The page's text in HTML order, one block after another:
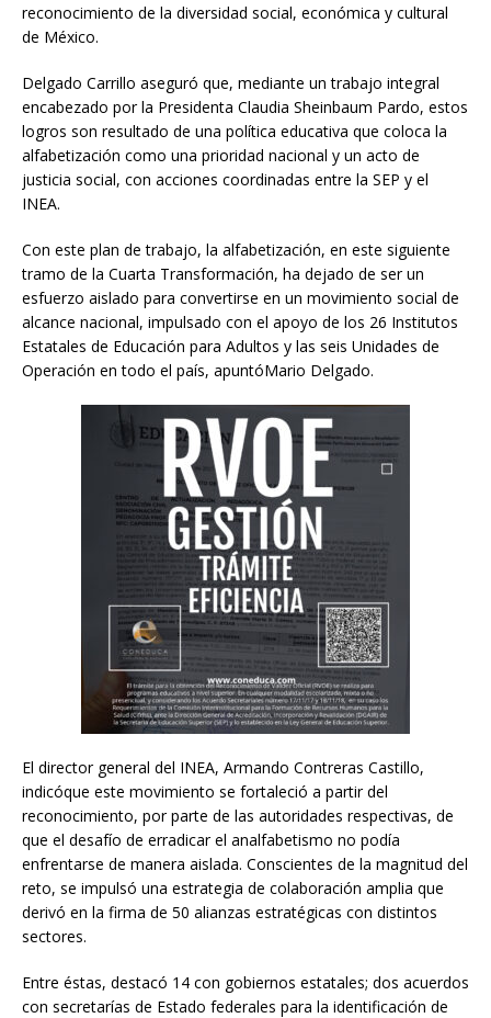
reconocimiento de la diversidad social, económica y cultural
de México.
Delgado Carrillo aseguró que, mediante un trabajo integral
encabezado por la Presidenta Claudia Sheinbaum Pardo, estos
logros son resultado de una política educativa que coloca la
alfabetización como una prioridad nacional y un acto de
justicia social, con acciones coordinadas entre la SEP y el
INEA.
Con este plan de trabajo, la alfabetización, en este siguiente
tramo de la Cuarta Transformación, ha dejado de ser un
esfuerzo aislado para convertirse en un movimiento social de
alcance nacional, impulsado con el apoyo de los 26 Institutos
Estatales de Educación para Adultos y las seis Unidades de
Operación en todo el país, apuntóMario Delgado.
El director general del INEA, Armando Contreras Castillo,
indicóque este movimiento se fortaleció a partir del
reconocimiento, por parte de las autoridades respectivas, de
que el desafío de erradicar el analfabetismo no podía
enfrentarse de manera aislada. Conscientes de la magnitud del
reto, se impulsó una estrategia de colaboración amplia que
derivó en la firma de 50 alianzas estratégicas con distintos
sectores.
Entre éstas, destacó 14 con gobiernos estatales; dos acuerdos
con secretarías de Estado federales para la identificación de